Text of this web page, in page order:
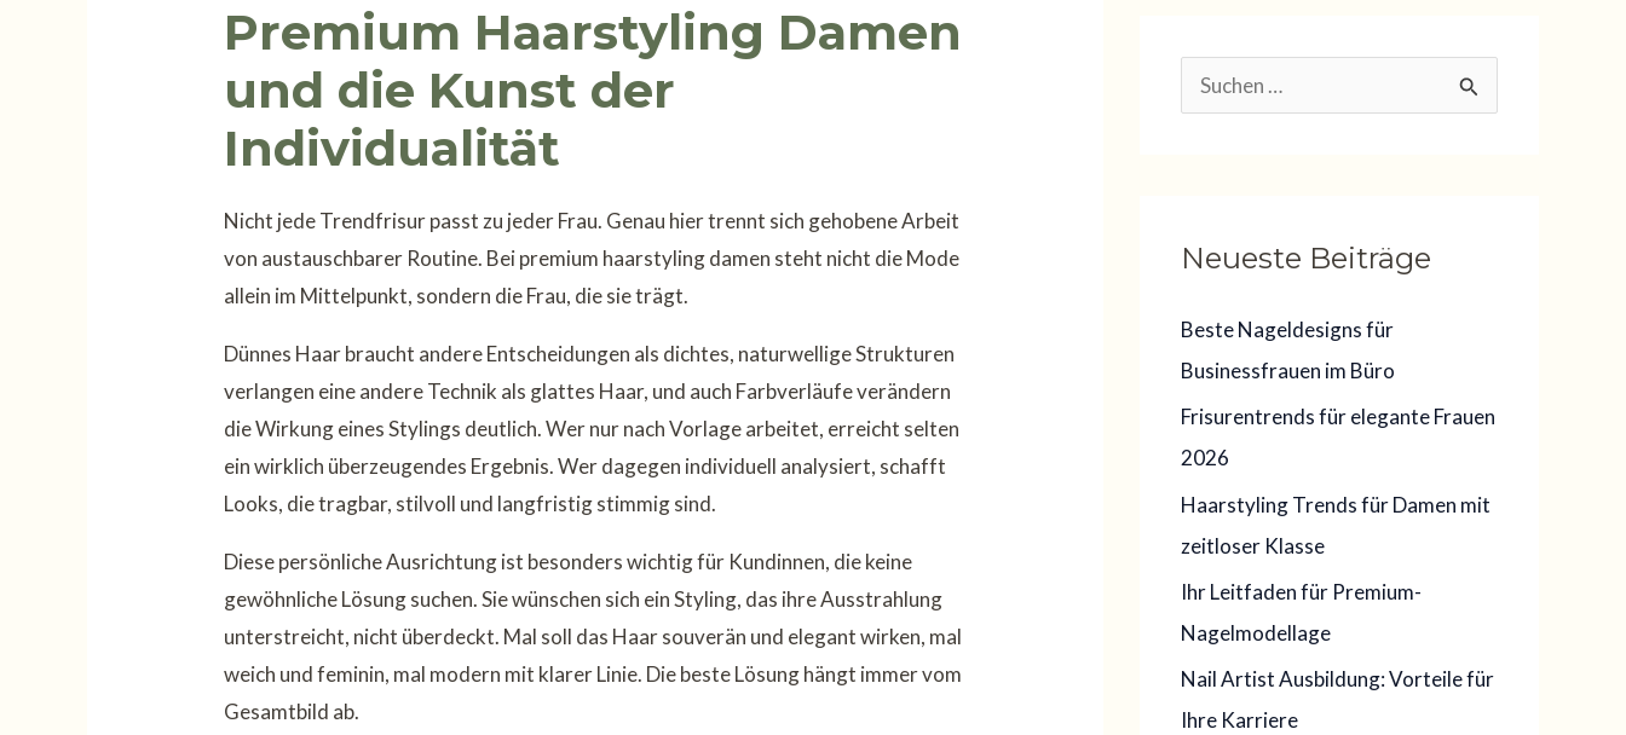
Premium Haarstyling Damen
und die Kunst der
Individualität
Nicht jede Trendfrisur passt zu jeder Frau. Genau hier trennt sich gehobene Arbeit
von austauschbarer Routine. Bei premium haarstyling damen steht nicht die Mode
allein im Mittelpunkt, sondern die Frau, die sie trägt.
Dünnes Haar braucht andere Entscheidungen als dichtes, naturwellige Strukturen
verlangen eine andere Technik als glattes Haar, und auch Farbverläufe verändern
die Wirkung eines Stylings deutlich. Wer nur nach Vorlage arbeitet, erreicht selten
ein wirklich überzeugendes Ergebnis. Wer dagegen individuell analysiert, schafft
Looks, die tragbar, stilvoll und langfristig stimmig sind.
Diese persönliche Ausrichtung ist besonders wichtig für Kundinnen, die keine
gewöhnliche Lösung suchen. Sie wünschen sich ein Styling, das ihre Ausstrahlung
unterstreicht, nicht überdeckt. Mal soll das Haar souverän und elegant wirken, mal
weich und feminin, mal modern mit klarer Linie. Die beste Lösung hängt immer vom
Gesamtbild ab.
e
n
a
c
h
:
Neueste Beiträge
Beste Nageldesigns für
Businessfrauen im Büro
Frisurentrends für elegante Frauen
2026
Haarstyling Trends für Damen mit
zeitloser Klasse
Ihr Leitfaden für Premium-
Nagelmodellage
Nail Artist Ausbildung: Vorteile für
Ihre Karriere